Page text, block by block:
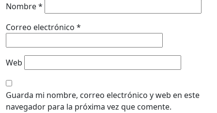
Nombre*
Correo electrónico *
Web
Guarda mi nombre, correo electrónico y web en este
navegador para la próxima vez que comente.